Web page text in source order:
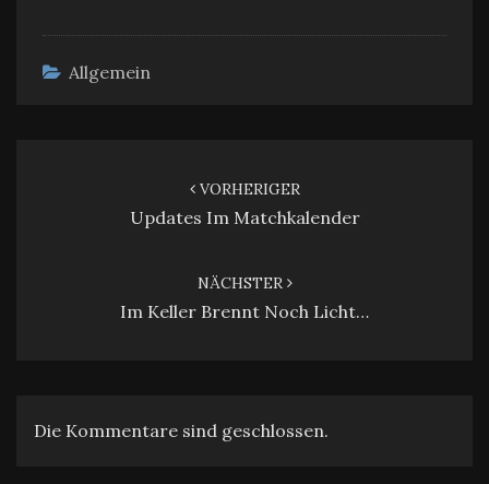
Allgemein
VORHERIGER
Updates Im Matchkalender
NÄCHSTER
Im Keller Brennt Noch Licht…
Die Kommentare sind geschlossen.